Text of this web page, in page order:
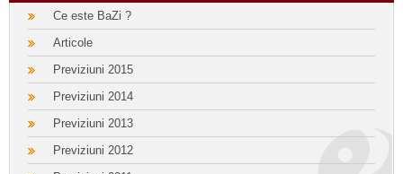
Ce este BaZi ?
Articole
Previziuni 2015
Previziuni 2014
Previziuni 2013
Previziuni 2012